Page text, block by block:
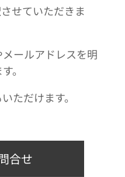
せていただきま
ールアドレスを明
。
ただけます。
合せ